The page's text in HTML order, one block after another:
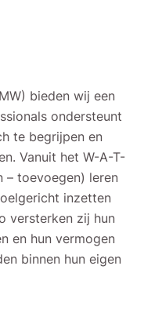
bieden wij een
ondersteunt
te begrijpen en
Vanuit het W-A-T-
– toevoegen) leren
inzetten
versterken zij hun
en hun vermogen
binnen hun eigen